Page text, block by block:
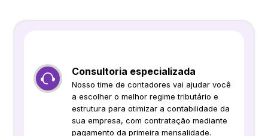
Consultoria especializada
Nosso time de contadores vai ajudar você
a escolher o melhor regime tributário e
estrutura para otimizar a contabilidade da
sua empresa, com contratação mediante
pagamento da primeira mensalidade.